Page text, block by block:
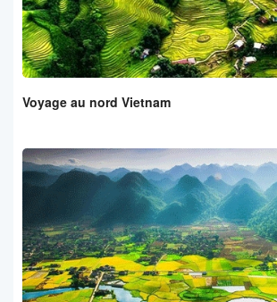
Voyage au nord Vietnam